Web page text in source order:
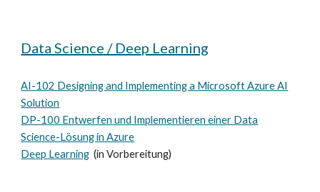
Data Science / Deep Learning
AI-102 Designing and Implementing a Microsoft Azure AI
Solution
DP-100 Entwerfen und Implementieren einer Data
Science-Lösung in Azure
Deep Learning (in Vorbereitung)